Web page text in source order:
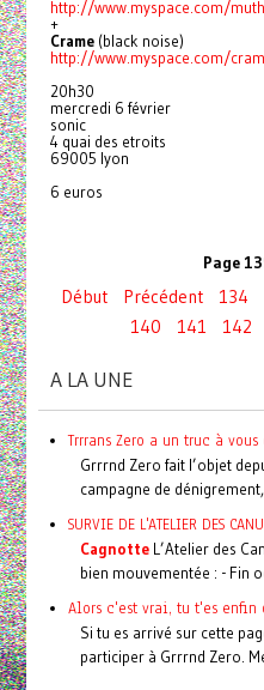
http://www.myspace.com/
+
Crame(black noise)
http://www.myspace.com/
20h30
mercredi 6 février
sonic
4 quai des etroits
69005 lyon
6 euros
Page
Début Précédent 134
140
141 142
A LA UNE
Trrrans Zero a un truc à vous
Grrrnd Zero fait l’objet
campagne de
SURVIE DE L'ATELIER DES
CagnotteL’Atelier des
bien mouvementée : - Fin
Alors c'est vrai, tu t'es enfin
Si tu es arrivé sur cette
participer à Grrrnd Zero.